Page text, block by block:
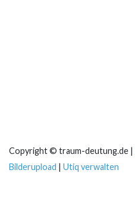
Copyright © traum-deutung.de |
Bilderupload | Utiq verwalten